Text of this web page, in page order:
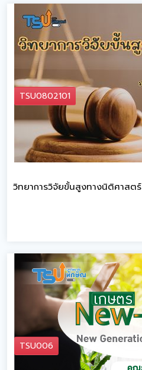
TSU0802101
วิทยาการวิจัยขั้นสูงทางนิติศาสตร์
TSU006